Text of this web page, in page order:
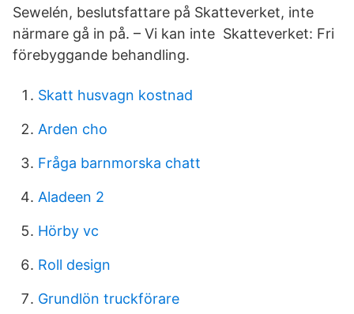
Sewelén, beslutsfattare på Skatteverket, inte
närmare gå in på. – Vi kan inte Skatteverket: Fri
förebyggande behandling.
Skatt husvagn kostnad
Arden cho
Fråga barnmorska chatt
Aladeen 2
Hörby vc
Roll design
Grundlön truckförare